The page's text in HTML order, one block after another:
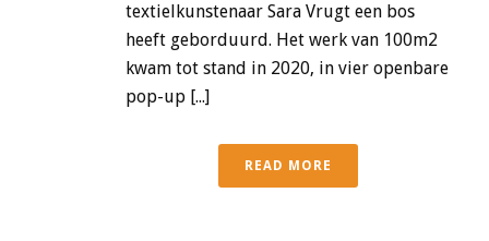
textielkunstenaar Sara Vrugt een bos
heeft geborduurd. Het werk van 100m2
kwam tot stand in 2020, in vier openbare
pop-up [...]
READ MORE